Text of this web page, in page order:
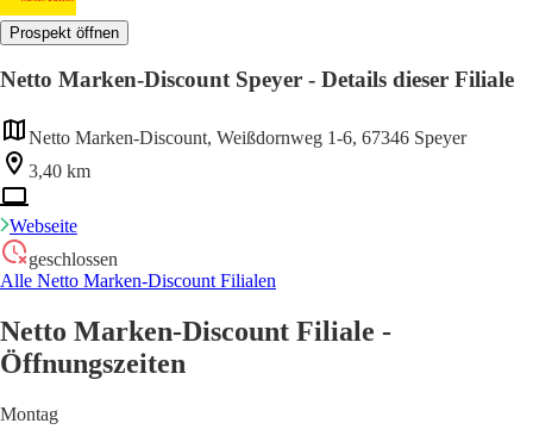
Prospekt öffnen
Netto Marken-Discount Speyer - Details dieser Filiale
Netto Marken-Discount, Weißdornweg 1-6, 67346 Speyer
3,40 km
Webseite
geschlossen
Alle Netto Marken-Discount Filialen
Netto Marken-Discount Filiale -
Öffnungszeiten
Montag